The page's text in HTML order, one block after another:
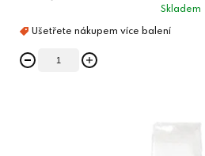
Skladem